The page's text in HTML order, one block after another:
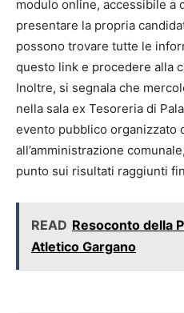
modulo online, accessibile a
presentare la propria
possono trovare tutte le
questo link e procedere alla
Inoltre, si segnala che
nella sala ex Tesoreria di
evento pubblico organizzato
all’amministrazione
punto sui risultati raggiunti
READ Resoconto della
Atletico Gargano